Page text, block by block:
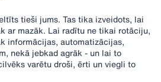
tieši jums. Tas tika izveidots, lai
ar mazāk. Lai radītu ne tikai rotāciju,
informācijas, automatizācijas,
nekā jebkad agrāk - un lai to
varētu droši, ērti un viegli to